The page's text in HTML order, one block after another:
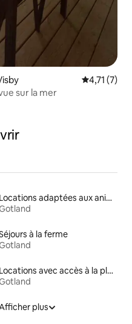
Évaluation
4,71 (7)
sur la mer
Locations adaptées aux animaux
à la ferme
Locations avec accès à la plage
plus